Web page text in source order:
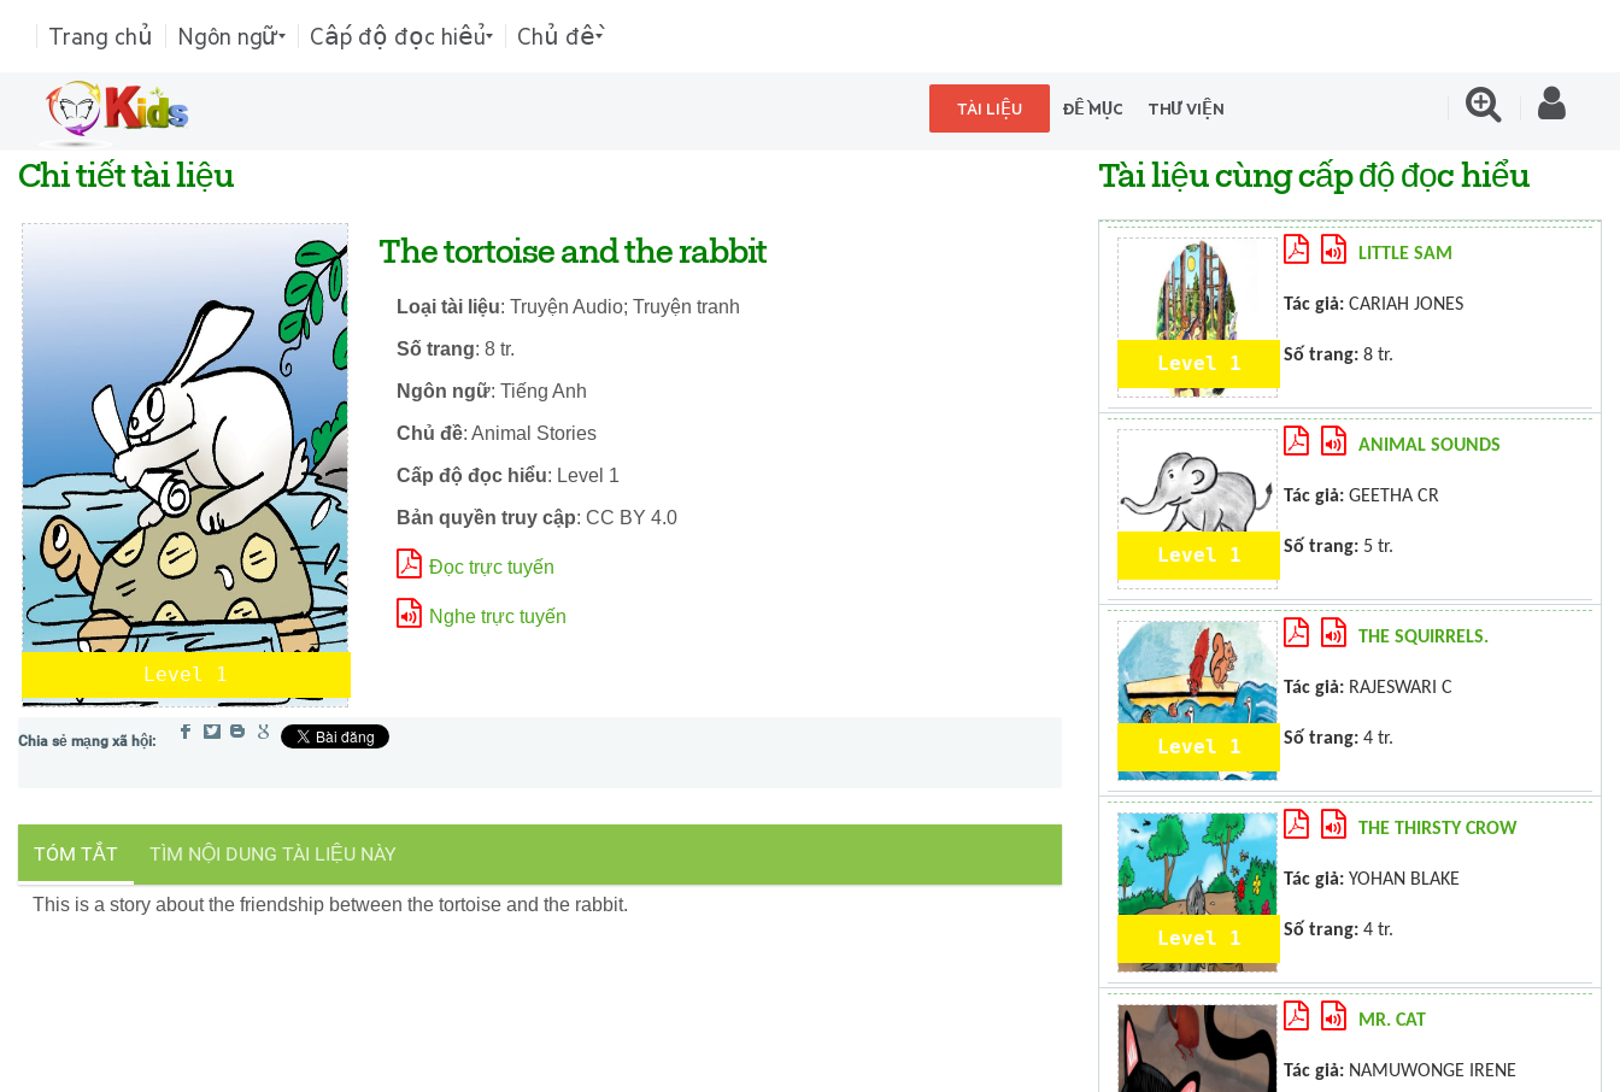
Trang chủ Ngôn ngữ Cấp độ đọc hiểu Chủ đề
TÀI LIỆU ĐỀ MỤC THƯ VIỆN
Chi tiết tài liệu
Level 1
The tortoise and the rabbit
Loại tài liệu: Truyện Audio; Truyện tranh
Số trang: 8 tr.
Ngôn ngữ: Tiếng Anh
Chủ đề: Animal Stories
Cấp độ đọc hiểu: Level 1
Bản quyền truy cập: CC BY 4.0
Đọc trực tuyến
Nghe trực tuyến
TÓM TẮT TÌM NỘI DUNG TÀI LIỆU NÀY
This is a story about the friendship between the tortoise and the rabbit.
Tài liệu cùng cấp độ đọc hiểu
Level 1
LITTLE SAM
Tác giả: CARIAH JONES
Số trang: 8 tr.
Level 1
ANIMAL SOUNDS
Tác giả: GEETHA CR
Số trang: 5 tr.
Level 1
THE SQUIRRELS.
Tác giả: RAJESWARI C
Số trang: 4 tr.
Level 1
THE THIRSTY CROW
Tác giả: YOHAN BLAKE
Số trang: 4 tr.
MR. CAT
Tác giả: NAMUWONGE IRENE